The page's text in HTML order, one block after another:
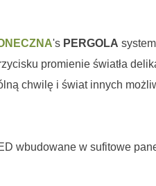
's PERGOLA
promienie światła
chwilę i świat innych
wbudowane w sufitowe